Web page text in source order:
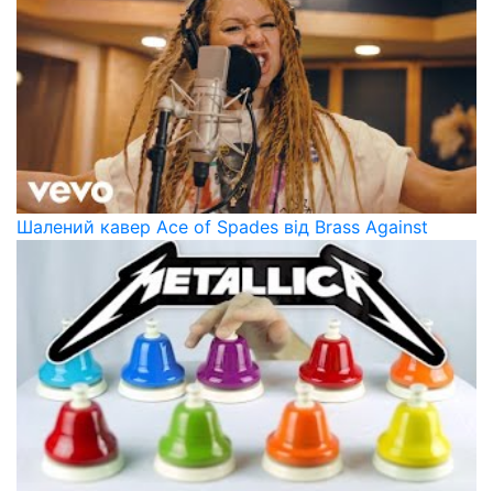
Шалений кавер Ace of Spades від Brass Against